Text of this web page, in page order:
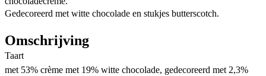
Gedecoreerd met witte chocolade en stukjes butterscotch.
Omschrijving
Taart
met 53% crème met 19% witte chocolade, gedecoreerd met 2,3%